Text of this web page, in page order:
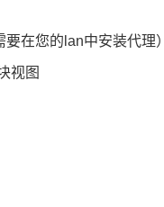
在您的lan中安装代理）
视图